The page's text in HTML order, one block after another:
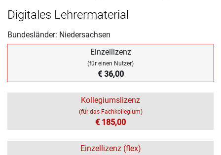
Digitales Lehrermaterial
Bundesländer: Niedersachsen
Einzellizenz
(für einen Nutzer)
€ 36,00
Kollegiumslizenz
(für das Fachkollegium)
€ 185,00
Einzellizenz (flex)